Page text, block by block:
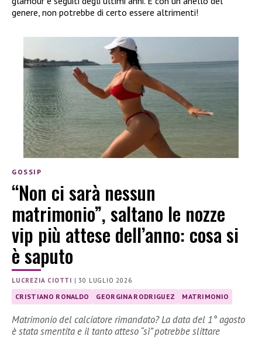
genere, non potrebbe di certo essere altrimenti!
GOSSIP
“Non ci sarà nessun
matrimonio”, saltano le nozze
vip più attese dell’anno: cosa si
è saputo
LUCREZIA CIOTTI |30 LUGLIO 2026
CRISTIANO RONALDO GEORGINA RODRIGUEZ MATRIMONIO
Matrimonio del calciatore rimandato? La data del 1° agosto
è stata smentita e il tanto atteso “sì” potrebbe slittare